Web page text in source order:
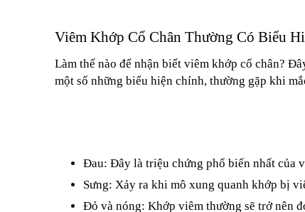
Viêm Khớp Cổ Chân Thường Có Biểu
Làm thế nào để nhận biết viêm khớp cổ chân?
một số những biểu hiện chính, thường gặp khi
Đau: Đây là triệu chứng phổ biến nhất của
Sưng: Xảy ra khi mô xung quanh khớp bị
Đỏ và nóng: Khớp viêm thường sẽ trở nên